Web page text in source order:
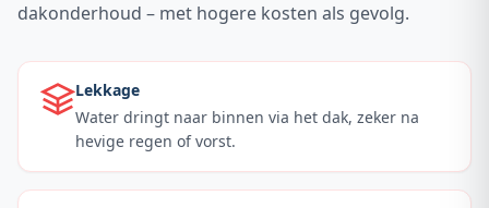
dakonderhoud – met hogere kosten als gevolg.
Lekkage
Water dringt naar binnen via het dak, zeker na
hevige regen of vorst.